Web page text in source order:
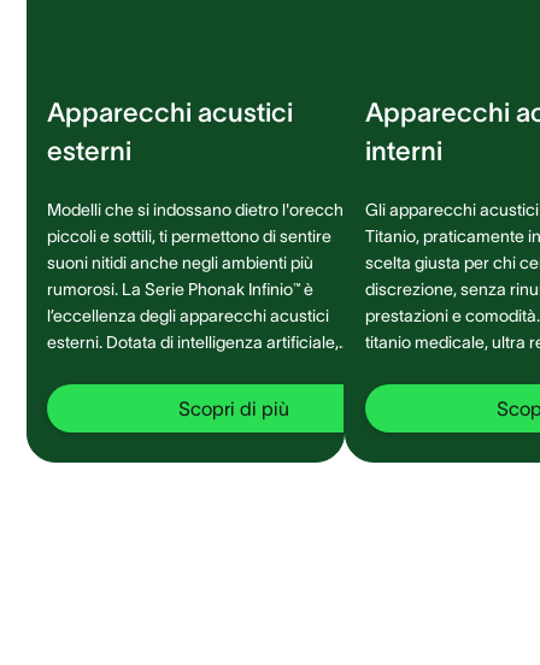
Apparecchi acustici
esterni
Modelli che si indossano dietro l'orecchio,
piccoli e sottili, ti permettono di sentire
suoni nitidi anche negli ambienti più
rumorosi. La Serie Phonak Infinio™ è
l’eccellenza degli apparecchi acustici
esterni. Dotata di intelligenza artificiale,
una comprensione del parlato a 360°
senza precedenti.
Scopri di più
Apparecchi
interni
Gli apparecchi
Titanio, praticamente
scelta giusta per chi
discrezione, senza
prestazioni e comodità. Realizzati
titanio medicale, ultra
ad ogni ambiente